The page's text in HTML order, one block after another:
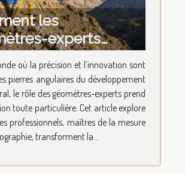
les
experts
ils l'avenir de
?
où la précision et l’innovation sont
pierres angulaires du développement
le rôle des géomètres-experts prend
toute particulière. Cet article explore
professionnels, maîtres de la mesure
transforment la...